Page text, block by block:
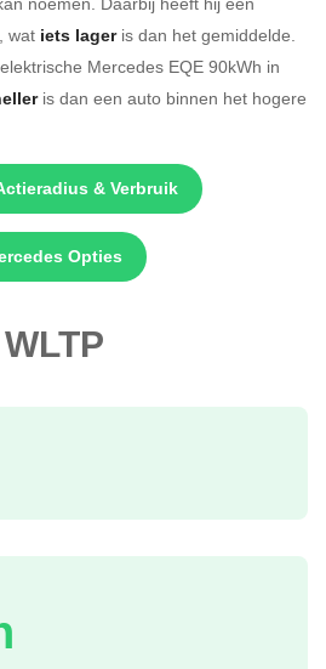
wat iets lageris dan het gemiddelde.
Mercedes EQE 90kWh in
is dan een auto binnen het hogere
& Verbruik
Opties
WLTP